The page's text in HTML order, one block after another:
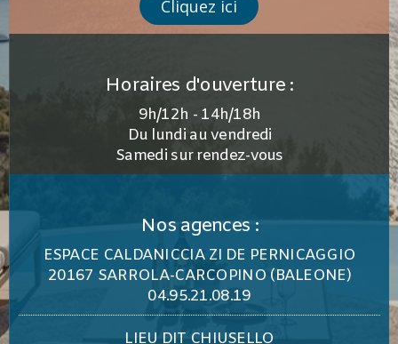
Cliquez ici
Horaires d'ouverture :
9h/12h - 14h/18h
Du lundi au vendredi
Samedi sur rendez-vous
Nos agences :
ESPACE CALDANICCIA ZI DE PERNICAGGIO
20167 SARROLA-CARCOPINO (BALEONE)
04.95.21.08.19
LIEU DIT CHIUSELLO